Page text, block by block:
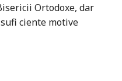
Ortodoxe, dar
ciente motive